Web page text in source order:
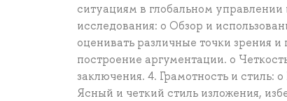
ситуациям в глобальном
исследования: o Обзор и
оценивать различные точки зрения
построение аргументации. o
заключения. 4. Грамотность и стиль:
Ясный и четкий стиль изложения,